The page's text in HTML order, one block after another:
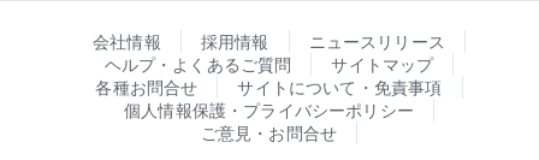
会社情報 採用情報
ニュースリリース
ヘルプ・よくあるご質問
サイトマップ
各種お問合せ
サイトについて・免責事項
個人情報保護・プライバシーポリシー
ご意見・お問合せ